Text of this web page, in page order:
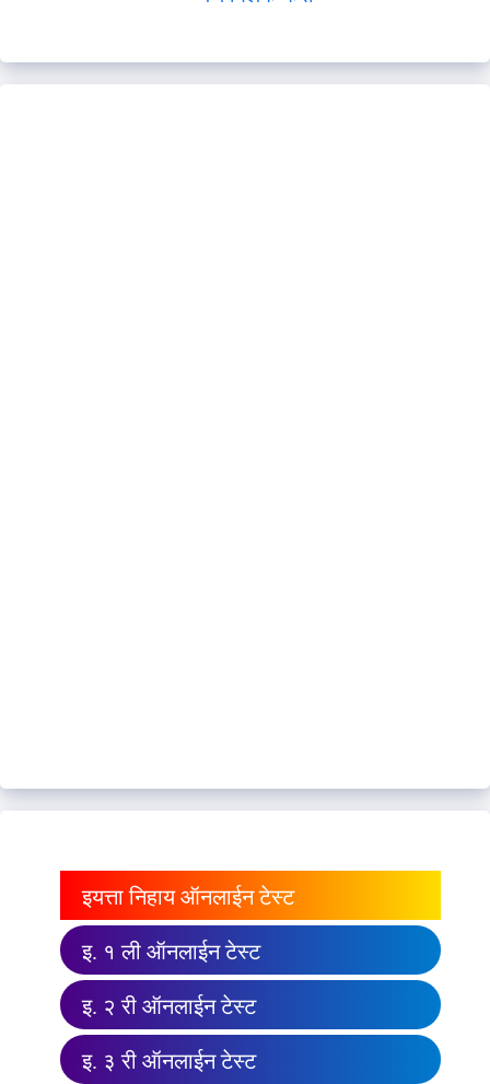
इयत्ता निहाय ऑनलाईन टेस्ट
इ. १ ली ऑनलाईन टेस्ट
इ. २ री ऑनलाईन टेस्ट
इ. ३ री ऑनलाईन टेस्ट